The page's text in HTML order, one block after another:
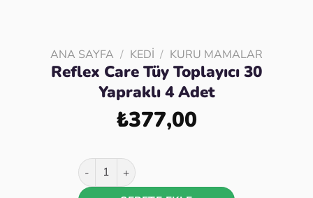
ANA SAYFA / KEDI / KURU MAMALAR
Reflex Care Tüy Toplayıcı 30
Yapraklı 4 Adet
₺377,00
Reflex Care Tüy Toplayıcı 30 Yapraklı 4 Adet